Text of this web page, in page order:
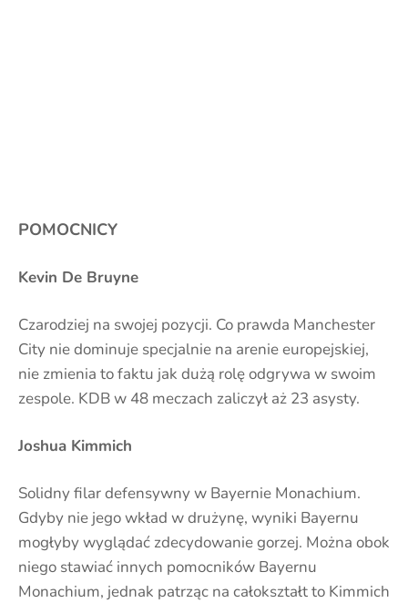
POMOCNICY
Kevin De Bruyne
Czarodziej na swojej pozycji. Co prawda Manchester
City nie dominuje specjalnie na arenie europejskiej,
nie zmienia to faktu jak dużą rolę odgrywa w swoim
zespole. KDB w 48 meczach zaliczył aż 23 asysty.
Joshua Kimmich
Solidny filar defensywny w Bayernie Monachium.
Gdyby nie jego wkład w drużynę, wyniki Bayernu
mogłyby wyglądać zdecydowanie gorzej. Można obok
niego stawiać innych pomocników Bayernu
Monachium, jednak patrząc na całokształt to Kimmich